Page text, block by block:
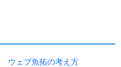
ウェブ魚拓の考え方